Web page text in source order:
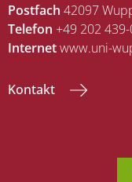
Postfach 42097
Telefon +49 202
Internetwww.uni-
Kontakt